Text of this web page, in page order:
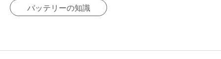
バッテリーの知識